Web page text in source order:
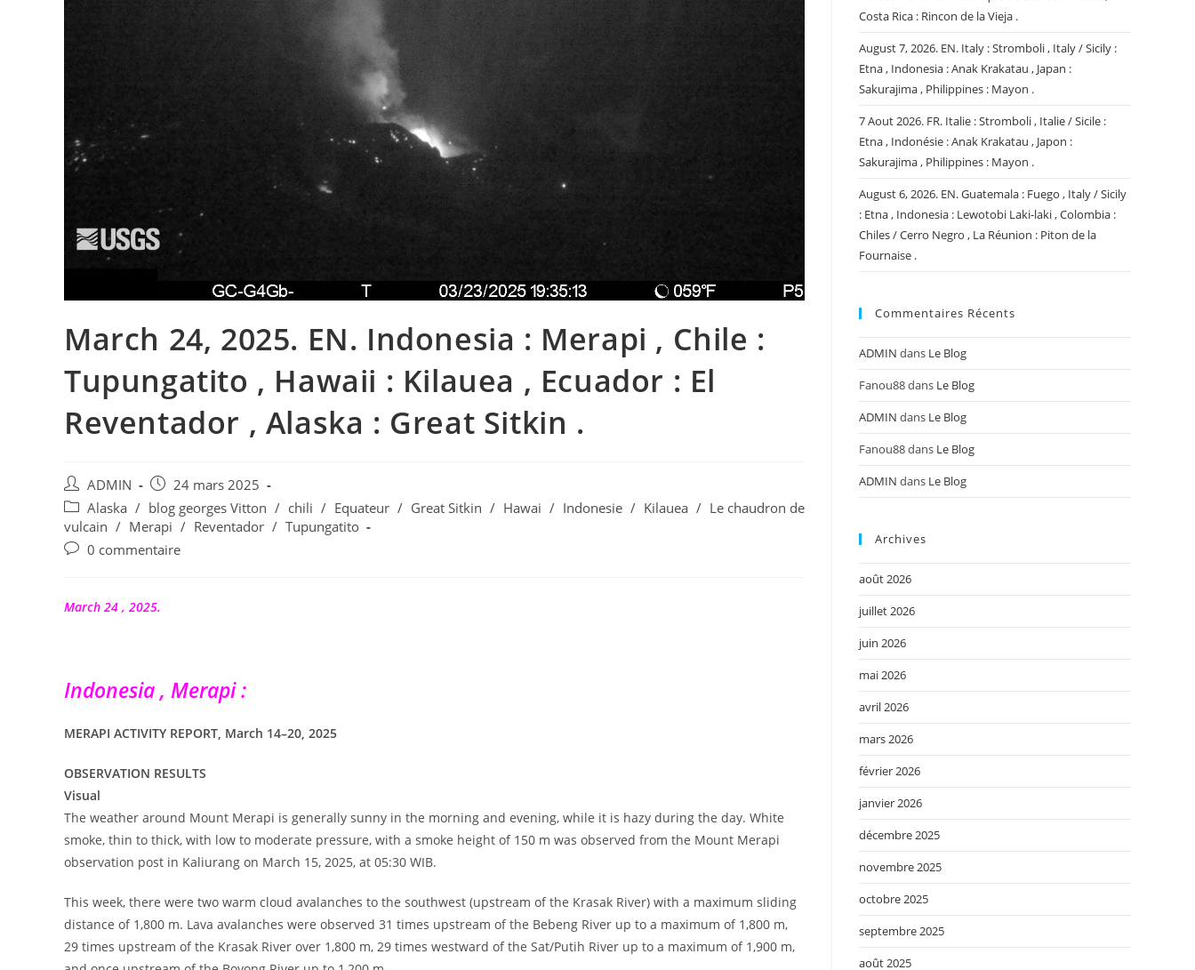
March 24, 2025. EN. Indonesia : Merapi , Chile :
Tupungatito , Hawaii : Kilauea , Ecuador : El
Reventador , Alaska : Great Sitkin .
Auteur/autrice
de
la
publication :
ADMIN
Publication
publiée :
24 mars 2025
Post
category:
Alaska / blog georges Vitton / chili / Equateur / Great Sitkin / Hawai / Indonesie / Kilauea / Le chaudron de
vulcain / Merapi / Reventador / Tupungatito
Commentaires
publication :
0 commentaire
March 24 , 2025.
Indonesia , Merapi :
MERAPI ACTIVITY REPORT, March 14–20, 2025
OBSERVATION RESULTS
Visual
The weather around Mount Merapi is generally sunny in the morning and evening, while it is hazy during the day. White
smoke, thin to thick, with low to moderate pressure, with a smoke height of 150 m was observed from the Mount Merapi
observation post in Kaliurang on March 15, 2025, at 05:30 WIB.
This week, there were two warm cloud avalanches to the southwest (upstream of the Krasak River) with a maximum sliding
distance of 1,800 m. Lava avalanches were observed 31 times upstream of the Bebeng River up to a maximum of 1,800 m,
29 times upstream of the Krasak River over 1,800 m, 29 times westward of the Sat/Putih River up to a maximum of 1,900 m,
Costa Rica : Rincon de la Vieja .
August 7, 2026. EN. Italy : Stromboli , Italy / Sicily :
Etna , Indonesia : Anak Krakatau , Japan :
Sakurajima , Philippines : Mayon .
7 Aout 2026. FR. Italie : Stromboli , Italie / Sicile :
Etna , Indonésie : Anak Krakatau , Japon :
Sakurajima , Philippines : Mayon .
August 6, 2026. EN. Guatemala : Fuego , Italy / Sicily
: Etna , Indonesia : Lewotobi Laki-laki , Colombia :
Chiles / Cerro Negro , La Réunion : Piton de la
Fournaise .
Commentaires Récents
ADMIN dans Le Blog
Fanou88dans Le Blog
ADMIN dans Le Blog
Fanou88dans Le Blog
ADMIN dans Le Blog
Archives
août 2026
juillet 2026
juin 2026
mai 2026
avril 2026
mars 2026
février 2026
janvier 2026
décembre 2025
novembre 2025
octobre 2025
septembre 2025
août 2025